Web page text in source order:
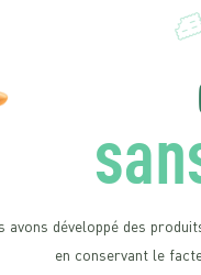
avons développé des
en conservant le